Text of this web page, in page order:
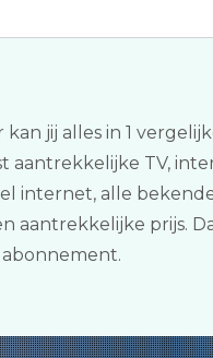
jij alles in 1
aantrekkelijke TV,
internet, alle
aantrekkelijke prijs.